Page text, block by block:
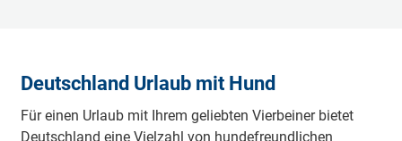
Partenkirchen, das Nordseebad St. Peter-Ording, die
Ostfriesischen Inseln, um unvergessliche Abenteuer zu
Deutschland Urlaub mit Hund
Für einen Urlaub mit Ihrem geliebten Vierbeiner bietet
Deutschland eine Vielzahl von hundefreundlichen